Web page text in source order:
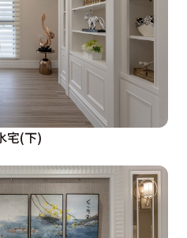
宅(下)